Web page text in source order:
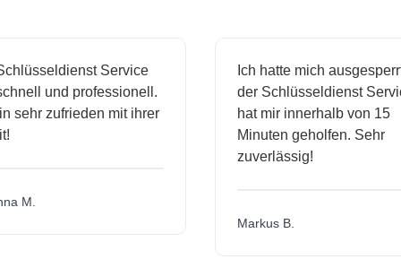
Service
und professionell.
sehr zufrieden mit ihrer
M.
Ich hatte mich ausgesperrt
der Schlüsseldienst
hat mir innerhalb von 15
Minuten geholfen. Sehr
zuverlässig!
Markus B.